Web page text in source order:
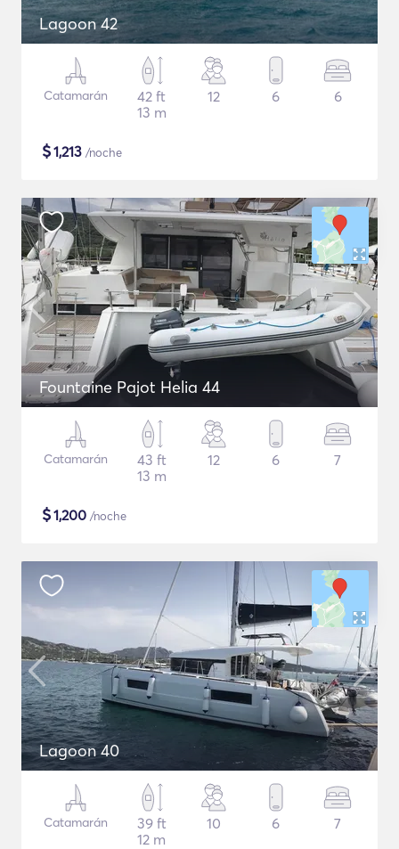
Lagoon 42
Catamarán
42 ft
13 m
12 6 6
$1,213 /noche
Fountaine Pajot Helia 44
Catamarán
43 ft
13 m
12 6 7
$1,200 /noche
Lagoon 40
Catamarán
39 ft
12 m
10 6 7